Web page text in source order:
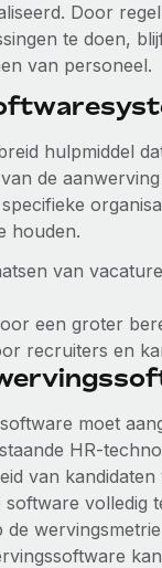
Door
te doen,
van personeel.
hulpmiddel
de
houden.
van
een groter
recruiters en
moet
HR-
van kandidaten
volledig